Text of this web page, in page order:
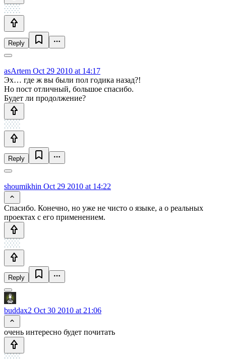
Reply
asArtem Oct 29 2010 at 14:17
Эх… где ж вы были пол годика назад?!
Но пост отличный, большое спасибо.
Будет ли продолжение?
Reply
shoumikhin Oct 29 2010 at 14:22
Спасибо. Конечно, но уже не чисто о языке, а о реальных
проектах с его применением.
Reply
buddax2 Oct 30 2010 at 21:06
очень интересно будет почитать